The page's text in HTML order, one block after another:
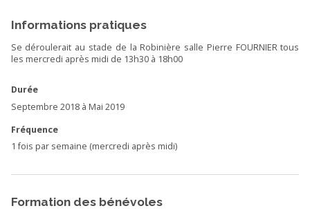
Informations pratiques
Se déroulerait au stade de la Robinière salle Pierre FOURNIER tous
les mercredi après midi de 13h30 à 18h00
Durée
Septembre 2018 à Mai 2019
Fréquence
1 fois par semaine (mercredi après midi)
Formation des bénévoles